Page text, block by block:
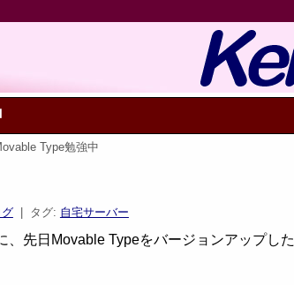
Type勉強中
| タグ: 自宅サーバー
、先日Movable Typeをバージョンアップし